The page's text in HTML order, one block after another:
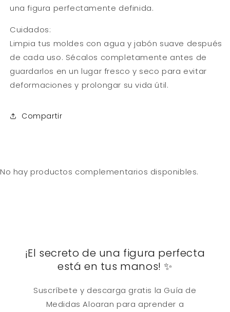
una figura perfectamente definida.
Cuidados:
Limpia tus moldes con agua y jabón suave después
de cada uso. Sécalos completamente antes de
guardarlos en un lugar fresco y seco para evitar
deformaciones y prolongar su vida útil.
Compartir
No hay productos complementarios disponibles.
¡El secreto de una figura perfecta
está en tus manos! ✨
Suscríbete y descarga gratis la Guía de
Medidas Aloaran para aprender a